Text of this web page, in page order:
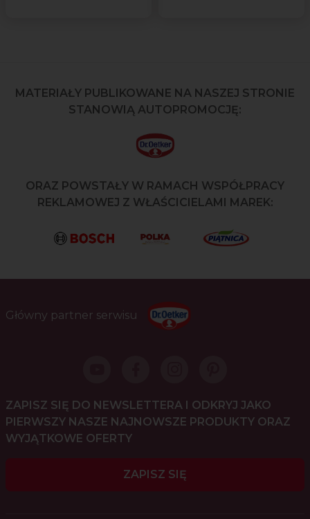
MATERIAŁY PUBLIKOWANE NA NASZEJ STRONIE
STANOWIĄ AUTOPROMOCJĘ:
ORAZ POWSTAŁY W RAMACH WSPÓŁPRACY
REKLAMOWEJ Z WŁAŚCICIELAMI MAREK:
Główny partner serwisu
ZAPISZ SIĘ DO NEWSLETTERA I ODKRYJ JAKO
PIERWSZY NASZE NAJNOWSZE PRODUKTY ORAZ
WYJĄTKOWE OFERTY
ZAPISZ SIĘ